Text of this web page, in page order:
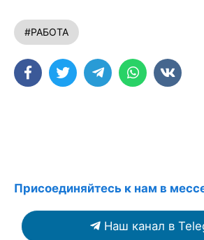
#РАБОТА
Присоединяйтесь к нам в
Наш канал в